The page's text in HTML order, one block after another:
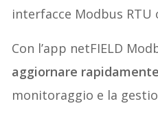
interfacce Modbus RTU
Con l’app netFIELD
aggiornare
monitoraggio e la